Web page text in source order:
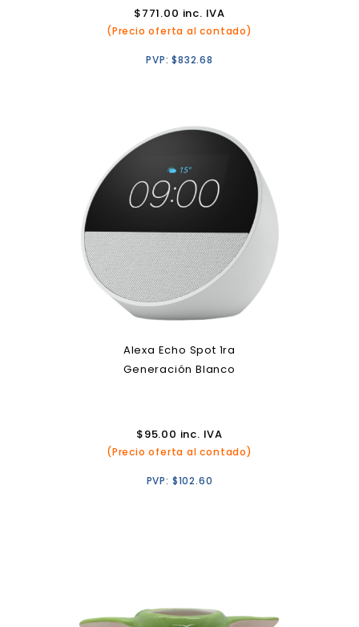
$771.00 inc. IVA
(Precio oferta al contado)
PVP:$832.68
Alexa Echo Spot 1ra
Generación Blanco
$95.00 inc. IVA
(Precio oferta al contado)
PVP: $102.60